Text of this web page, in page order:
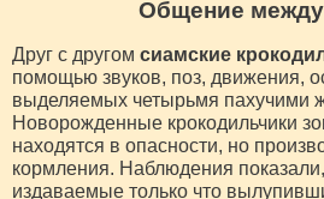
Общение
Друг с другом сиамские
помощью звуков, поз, движения,
выделяемых четырьмя пахучими
Новорожденные крокодильчики
находятся в опасности, но
кормления. Наблюдения показали,
издаваемые только что